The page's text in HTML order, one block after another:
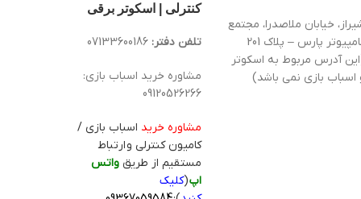
خیابان ملاصدرا، مجتمع
کامپیوتر پارس – پلاک 201
آدرس مربوط به اسکوتر
اسباب بازی نمی باشد)
کنترلی | اسکوتر برقی
تلفن دفتر: 07133600186
مشاوره خرید اسباب بازی:
09120526266
مشاوره خرید اسباب بازی /
کامیون کنترلی و ارتباط
مستقیم از طریق واتس
اپ(کلیک